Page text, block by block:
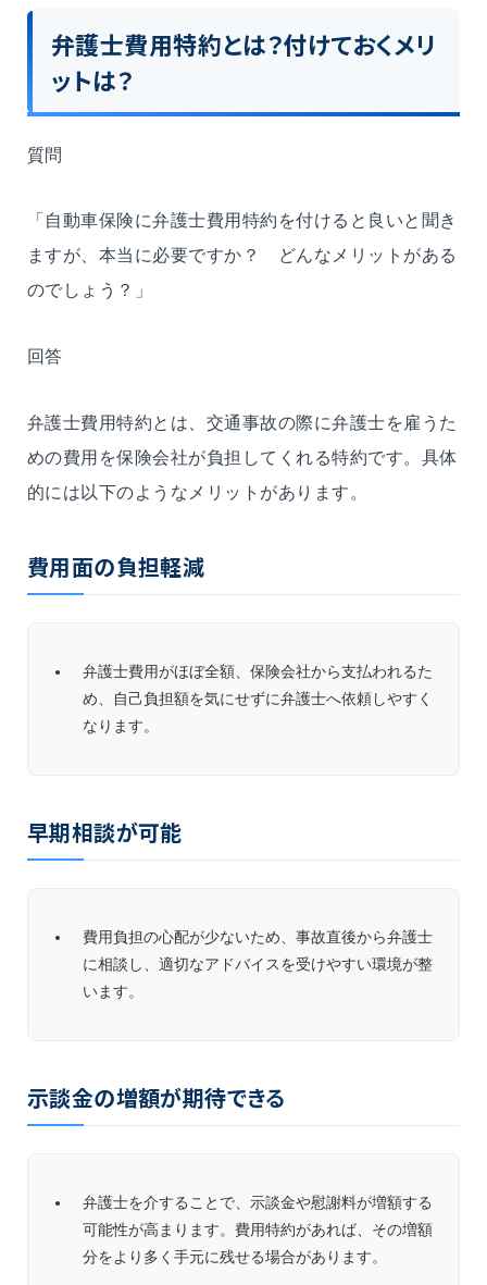
弁護士費用特約とは？付けておくメリ
ットは？
質問
「自動車保険に弁護士費用特約を付けると良いと聞き
ますが、本当に必要ですか？ どんなメリットがある
のでしょう？」
回答
弁護士費用特約とは、交通事故の際に弁護士を雇うた
めの費用を保険会社が負担してくれる特約です。具体
的には以下のようなメリットがあります。
費用面の負担軽減
弁護士費用がほぼ全額、保険会社から支払われるた
め、自己負担額を気にせずに弁護士へ依頼しやすく
なります。
早期相談が可能
費用負担の心配が少ないため、事故直後から弁護士
に相談し、適切なアドバイスを受けやすい環境が整
います。
示談金の増額が期待できる
弁護士を介することで、示談金や慰謝料が増額する
可能性が高まります。費用特約があれば、その増額
分をより多く手元に残せる場合があります。